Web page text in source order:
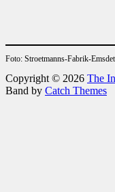
Foto: Stroetmanns-Fabrik-
Copyright © 2026 The
Band by Catch Themes